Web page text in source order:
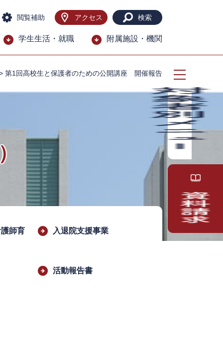
閲覧補助 アクセス 検索
学生生活・就職 附属施設・機関
第1回高校生と保護者のための公開講座 開催報告
師育 入退院支援事業
活動報告書